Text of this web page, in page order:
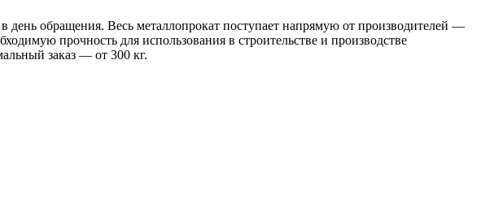
обращения. Весь металлопрокат поступает напрямую от производителей —
прочность для использования в строительстве и производстве
заказ — от 300 кг.